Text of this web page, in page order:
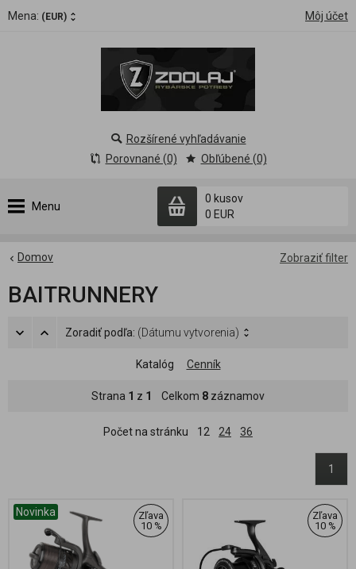
Mena: (EUR) Môj účet
Menu
0 kusov
0 EUR
Rozšírené vyhľadávanie
Porovnané (0)
Obľúbené (0)
Zobraziť filter
Domov
BAITRUNNERY
Zoradiť podľa: (Dátumu vytvorenia)
Katalóg Cenník
Strana 1 z 1 Celkom 8 záznamov
Počet na stránku 12 24 36
1
Novinka
Zľava
10 %
Zľava
10 %